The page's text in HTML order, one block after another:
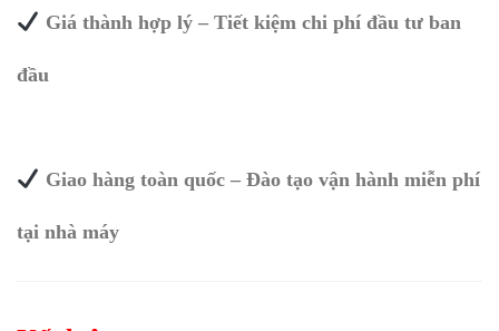
Giá thành hợp lý – Tiết kiệm chi phí đầu tư ban
đầu
Giao hàng toàn quốc – Đào tạo vận hành miễn phí
tại nhà máy